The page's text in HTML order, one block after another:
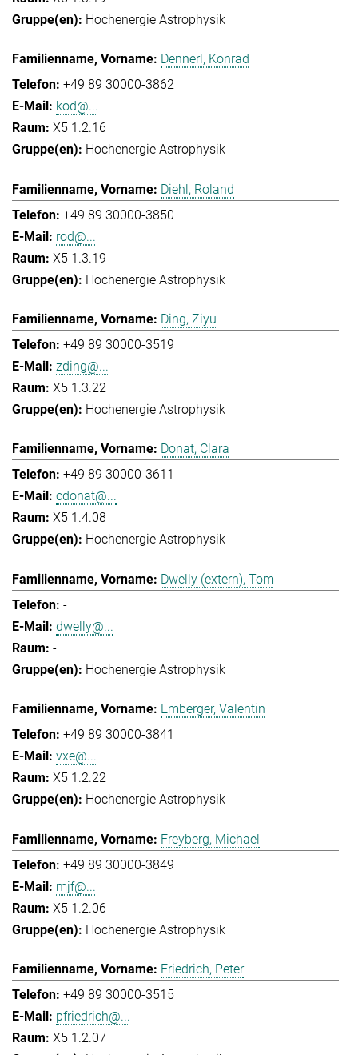
Hochenergie Astrophysik
Dennerl, Konrad
+49 89 30000-3862
kod@...
X5 1.2.16
Hochenergie Astrophysik
Diehl, Roland
+49 89 30000-3850
rod@...
X5 1.3.19
Hochenergie Astrophysik
Ding, Ziyu
+49 89 30000-3519
zding@...
X5 1.3.22
Hochenergie Astrophysik
Donat, Clara
+49 89 30000-3611
cdonat@...
X5 1.4.08
Hochenergie Astrophysik
Dwelly (extern), Tom
-
dwelly@...
-
Hochenergie Astrophysik
Emberger, Valentin
+49 89 30000-3841
vxe@...
X5 1.2.22
Hochenergie Astrophysik
Freyberg, Michael
+49 89 30000-3849
mjf@...
X5 1.2.06
Hochenergie Astrophysik
Friedrich, Peter
+49 89 30000-3515
pfriedrich@...
X5 1.2.07